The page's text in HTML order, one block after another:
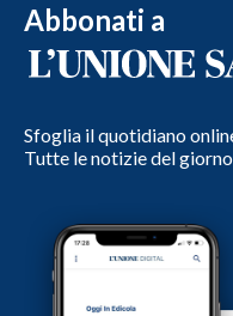
Abbonati a
Sfoglia il quotidiano
Tutte le notizie del